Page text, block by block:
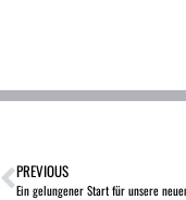
PREVIOUS